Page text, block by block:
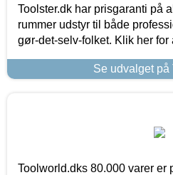
Toolster.dk har prisgaranti på
rummer udstyr til både
gør-det-selv-folket. Klik her for
Se udvalget på
Toolworld.dks 80.000 varer